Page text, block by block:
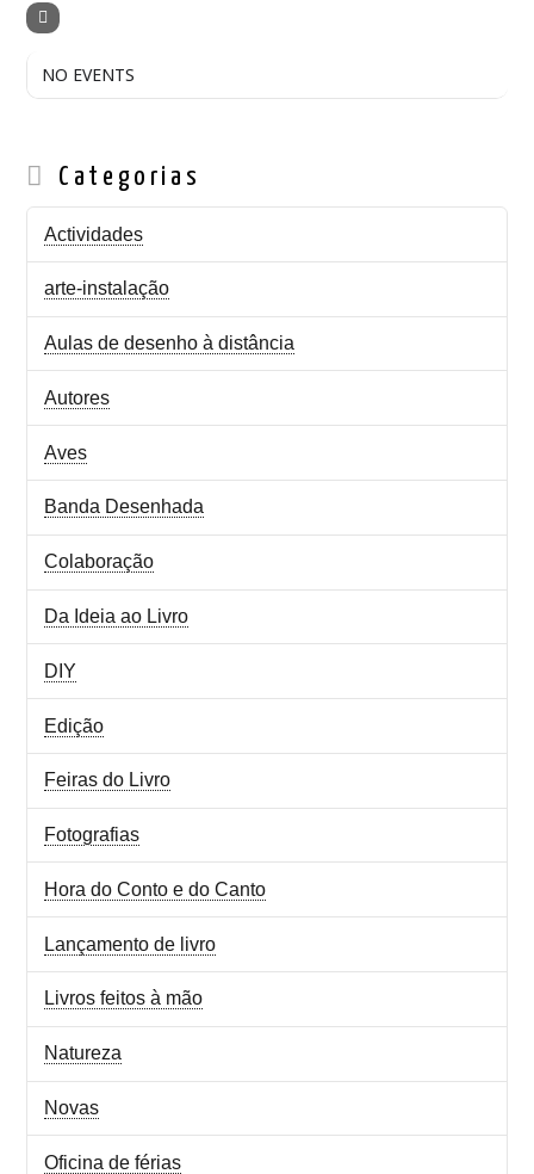
NO EVENTS
Categorias
Actividades
arte-instalação
Aulas de desenho à distância
Autores
Aves
Banda Desenhada
Colaboração
Da Ideia ao Livro
DIY
Edição
Feiras do Livro
Fotografias
Hora do Conto e do Canto
Lançamento de livro
Livros feitos à mão
Natureza
Novas
Oficina de férias